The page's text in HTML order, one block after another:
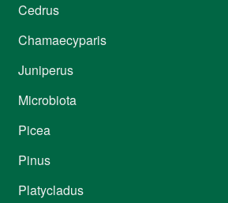
Cedrus
Chamaecyparis
Juniperus
Microbiota
Picea
Pinus
Platycladus